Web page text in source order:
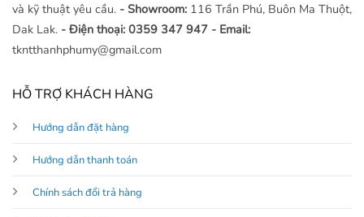
và kỹ thuật yêu cầu. - Showroom: 116 Trần Phú, Buôn Ma Thuột,
Dak Lak. - Điện thoại: 0359 347 947 - Email:
tkntthanhphumy@gmail.com
HỖ TRỢ KHÁCH HÀNG
Hướng dẫn đặt hàng
Hướng dẫn thanh toán
Chính sách đổi trả hàng